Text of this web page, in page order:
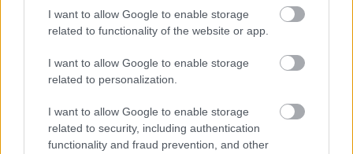
I want to allow Google to enable storage
related to functionality of the website or app.
I want to allow Google to enable storage
related to personalization.
I want to allow Google to enable storage
related to security, including authentication
functionality and fraud prevention, and other
egy ír versenyző tanít benneteket havon rallyzni
Svédországban, akkor jobb lesz, ha előre felkészültök
De hivatkozhattok egy híres belgára, a magánnyomozó,
Hercules Poirot-ra is, aki a tejes tea láttán csak annyit
mondott: „Poirot ilyet nem iszik.” 🙂